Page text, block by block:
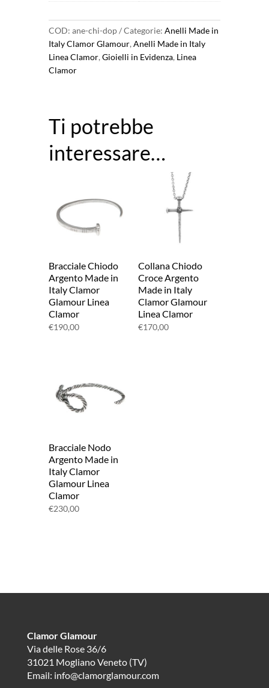
COD: ane-chi-dop Categorie: Anelli Made in
Italy Clamor Glamour,Anelli Made in Italy
Linea Clamor,Gioielli in Evidenza, Linea
Clamor
Ti potrebbe
interessare…
Bracciale Chiodo
Argento Made in
Italy Clamor
Glamour Linea
Clamor
€190,00
Collana Chiodo
Croce Argento
Made in Italy
Clamor Glamour
Linea Clamor
€170,00
Bracciale Nodo
Argento Made in
Italy Clamor
Glamour Linea
Clamor
€230,00
Clamor Glamour
Via delle Rose 36/6
31021 Mogliano Veneto (TV)
Email: info@clamorglamour.com